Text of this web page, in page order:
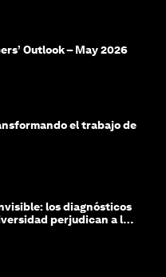
Outlook – May 2026
el trabajo de
los diagnósticos
perjudican a las